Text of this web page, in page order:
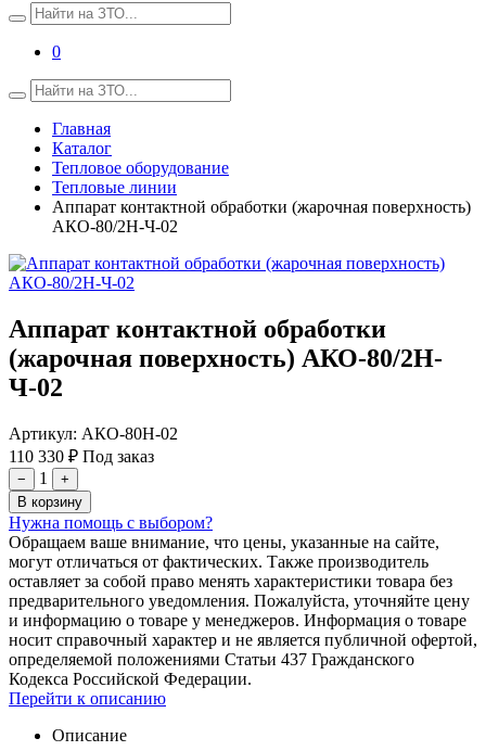
0
Главная
Каталог
Тепловое оборудование
Тепловые линии
Аппарат контактной обработки (жарочная поверхность)
АКО-80/2Н-Ч-02
Аппарат контактной обработки
(жарочная поверхность) АКО-80/2Н-
Ч-02
Артикул: АКО-80Н-02
110 330 ₽ Под заказ
− 1
+
В корзину
Нужна помощь с выбором?
Обращаем ваше внимание, что цены, указанные на сайте,
могут отличаться от фактических. Также производитель
оставляет за собой право менять характеристики товара без
предварительного уведомления. Пожалуйста, уточняйте цену
и информацию о товаре у менеджеров. Информация о товаре
носит справочный характер и не является публичной офертой,
определяемой положениями Статьи 437 Гражданского
Кодекса Российской Федерации.
Перейти к описанию
Описание